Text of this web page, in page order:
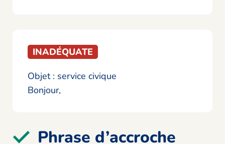
INADÉQUATE
Objet : service civique
Bonjour,
Phrase d’accroche